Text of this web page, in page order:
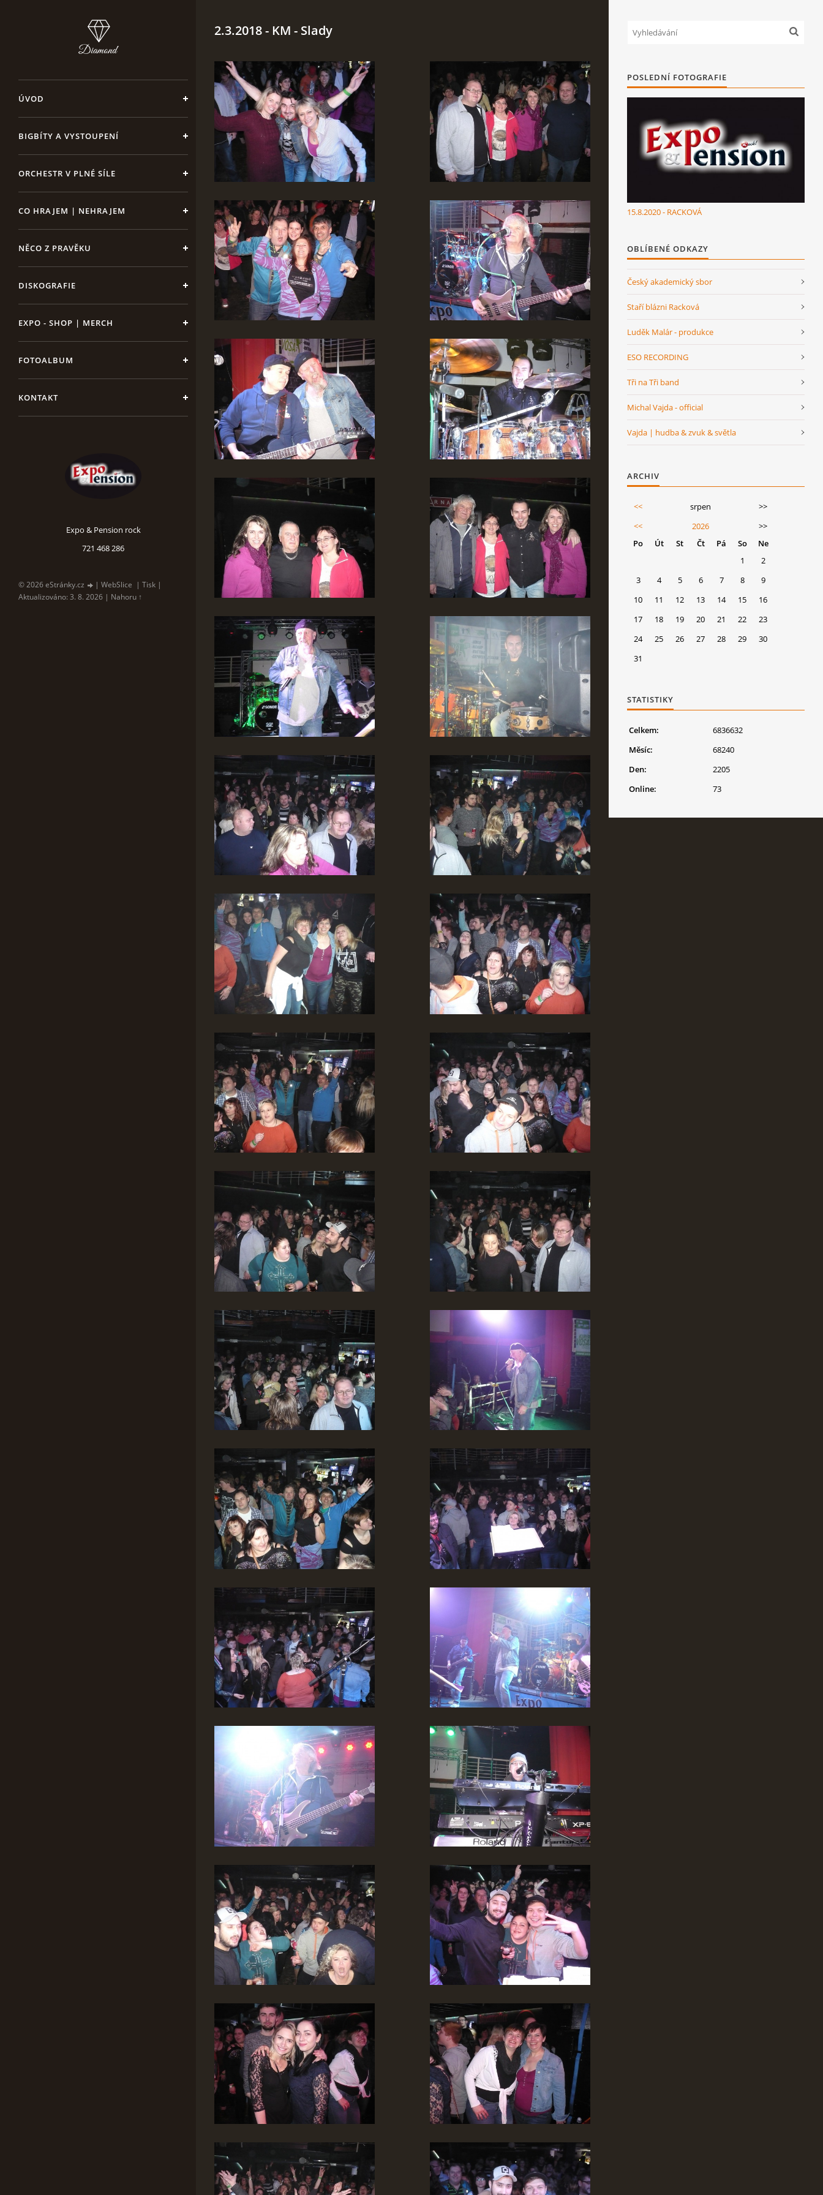
ÚVOD
BIGBÍTY A VYSTOUPENÍ
ORCHESTR V PLNÉ SÍLE
CO HRAJEM | NEHRAJEM
NĚCO Z PRAVĚKU
DISKOGRAFIE
EXPO - SHOP | MERCH
FOTOALBUM
KONTAKT
Expo & Pension rock
721 468 286
© 2026 eStránky.cz | WebSlice | Tisk |
Aktualizováno: 3. 8. 2026 | Nahoru ↑
2.3.2018 - KM - Slady
POSLEDNÍ FOTOGRAFIE
15.8.2020 - RACKOVÁ
OBLÍBENÉ ODKAZY
Český akademický sbor
Staří blázni Racková
Luděk Malár - produkce
ESO RECORDING
Tři na Tři band
Michal Vajda - official
Vajda | hudba & zvuk & světla
ARCHIV
<< srpen
>>
<<
2026
>>
Po
Út St Čt Pá So
Ne
1
2
3
4 5 6 7 8
9
10
11 12 13 14 15
16
17
18 19 20 21 22
23
24
25 26 27 28 29
30
31
STATISTIKY
Online: 73
Celkem:
6836632
Měsíc:
68240
Den:
2205